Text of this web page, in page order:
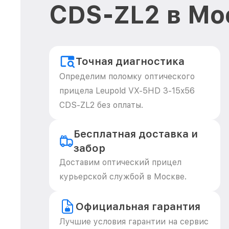
CDS-ZL2 в
Точная диагностика
Определим поломку оптического
прицела Leupold VX-5HD 3-15x56
CDS-ZL2 без оплаты.
Бесплатная доставка и
забор
Доставим оптический прицел
курьерской службой в Москве.
Официальная гарантия
Лучшие условия гарантии на сервис